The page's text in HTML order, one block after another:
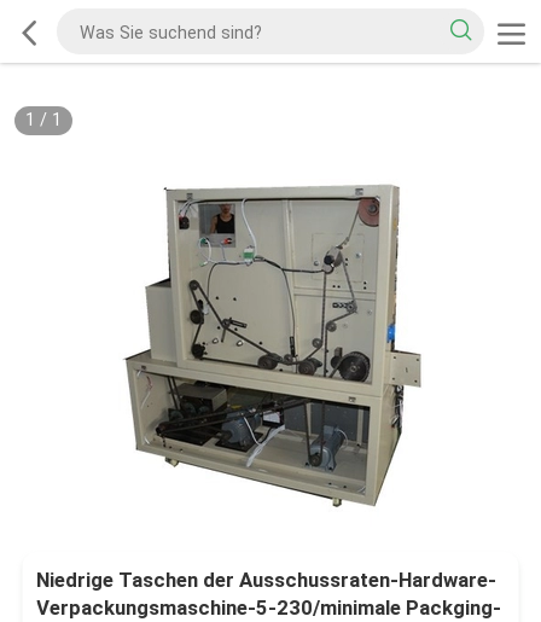
1 / 1
Niedrige Taschen der Ausschussraten-Hardware-
Verpackungsmaschine-5-230/minimale Packging-